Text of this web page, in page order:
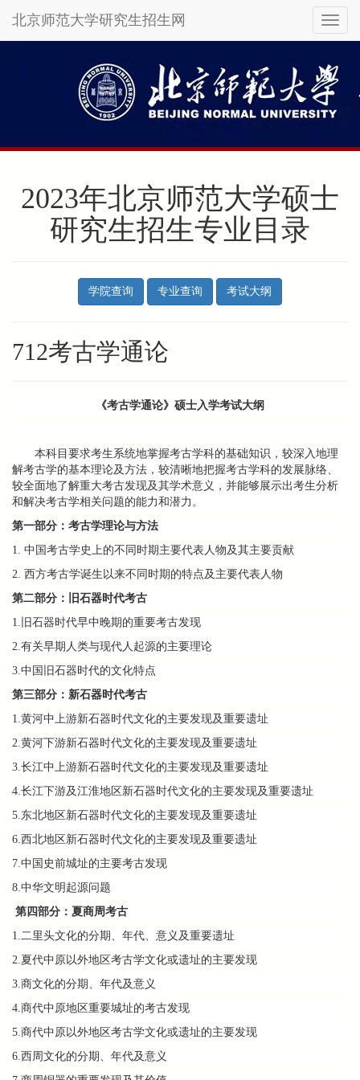
Toggle
北京师范大学研究生招生网
2023年北京师范大学硕士
研究生招生专业目录
学院查询 专业查询 考试大纲
712考古学通论
《考古学通论》硕士入学考试大纲
本科目要求考生系统地掌握考古学科的基础知识，较深入地理
解考古学的基本理论及方法，较清晰地把握考古学科的发展脉络、
较全面地了解重大考古发现及其学术意义，并能够展示出考生分析
和解决考古学相关问题的能力和潜力。
第一部分：考古学理论与方法
1. 中国考古学史上的不同时期主要代表人物及其主要贡献
2. 西方考古学诞生以来不同时期的特点及主要代表人物
第二部分：旧石器时代考古
1.旧石器时代早中晚期的重要考古发现
2.有关早期人类与现代人起源的主要理论
3.中国旧石器时代的文化特点
第三部分：新石器时代考古
1.黄河中上游新石器时代文化的主要发现及重要遗址
2.黄河下游新石器时代文化的主要发现及重要遗址
3.长江中上游新石器时代文化的主要发现及重要遗址
4.长江下游及江淮地区新石器时代文化的主要发现及重要遗址
5.东北地区新石器时代文化的主要发现及重要遗址
6.西北地区新石器时代文化的主要发现及重要遗址
7.中国史前城址的主要考古发现
8.中华文明起源问题
第四部分：夏商周考古
1.二里头文化的分期、年代、意义及重要遗址
2.夏代中原以外地区考古学文化或遗址的主要发现
3.商文化的分期、年代及意义
4.商代中原地区重要城址的考古发现
5.商代中原以外地区考古学文化或遗址的主要发现
6.西周文化的分期、年代及意义